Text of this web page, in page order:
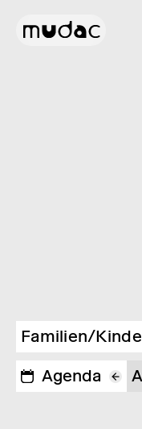
Familien/
Agenda